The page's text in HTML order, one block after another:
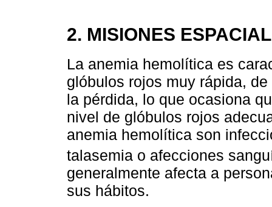
2. MISIONES
La anemia hemolítica es
glóbulos rojos muy rápida,
la pérdida, lo que ocasiona
nivel de glóbulos rojos
anemia hemolítica son
talasemia o afecciones
generalmente afecta a
sus hábitos.